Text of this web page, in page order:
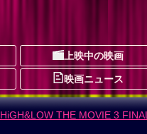
上映中の映画
映画ニュース
HiGH&LOW THE MOVIE 3